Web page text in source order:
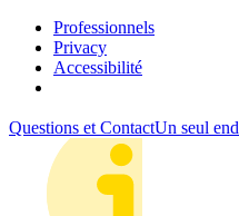
Professionnels
Privacy
Accessibilité
Questions et ContactUn seul